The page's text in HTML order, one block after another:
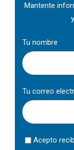
Mantente
Tu nombre
Tu correo
Acepto